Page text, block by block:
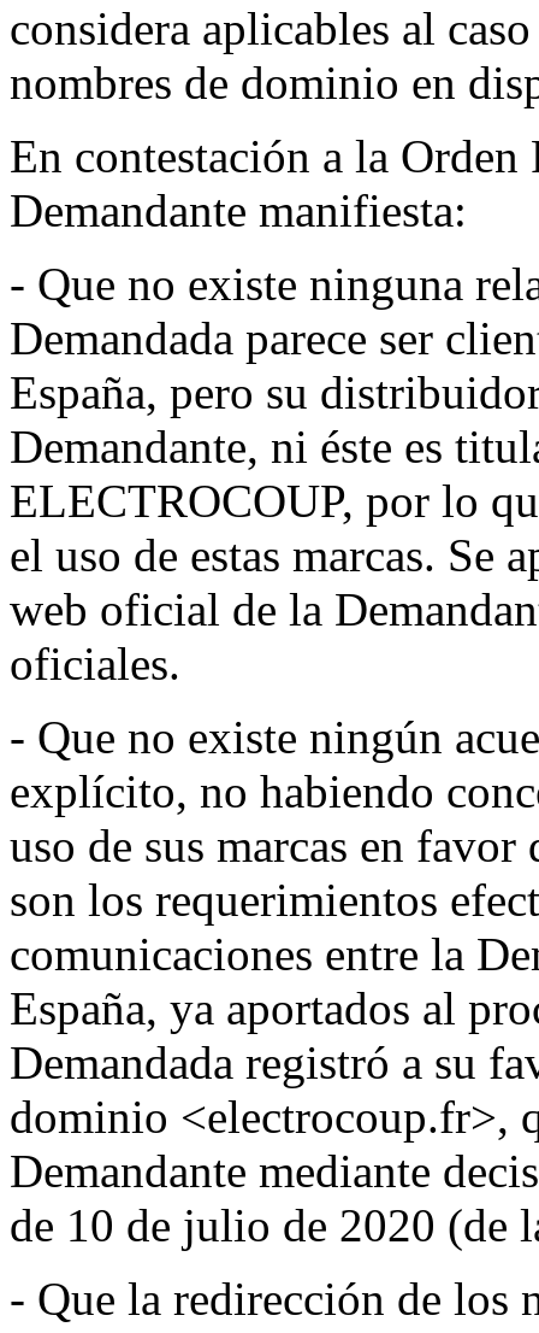
considera aplicables al
nombres de dominio en
En contestación a la
Demandante manifiesta:
- Que no existe ninguna
Demandada parece ser
España, pero su
Demandante, ni éste es
ELECTROCOUP, por lo
el uso de estas marcas. Se
web oficial de la
oficiales.
- Que no existe ningún
explícito, no habiendo
uso de sus marcas en
son los requerimientos
comunicaciones entre la
España, ya aportados al
Demandada registró a su
dominio <electrocoup.fr>,
Demandante mediante
de 10 de julio de 2020 (de
- Que la redirección de los